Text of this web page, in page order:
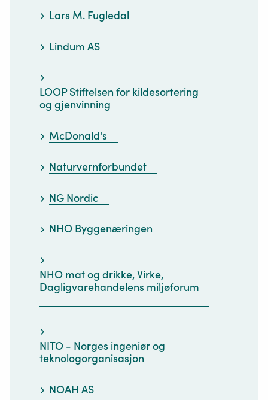
Lars M. Fugledal
Lindum AS
LOOP Stiftelsen for kildesortering
og gjenvinning
McDonald's
Naturvernforbundet
NG Nordic
NHO Byggenæringen
NHO mat og drikke, Virke,
Dagligvarehandelens miljøforum
NITO - Norges ingeniør og
teknologorganisasjon
NOAH AS